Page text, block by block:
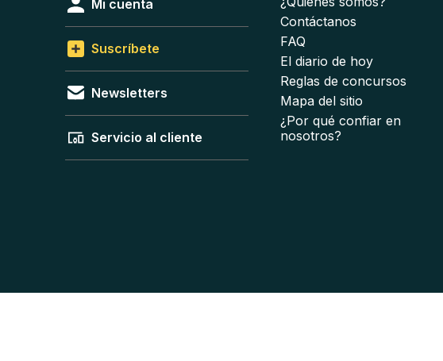
Mi cuenta
Suscríbete
Newsletters
Servicio al cliente
Contáctanos
FAQ
El diario de hoy
Reglas de concursos
Mapa del sitio
¿Por qué confiar en
nosotros?